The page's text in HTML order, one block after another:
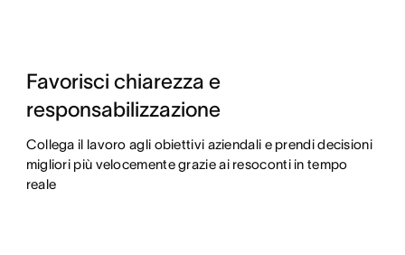
Favorisci chiarezza e
responsabilizzazione
Collega il lavoro agli obiettivi aziendali e prendi decisioni
migliori più velocemente grazie ai resoconti in tempo
reale